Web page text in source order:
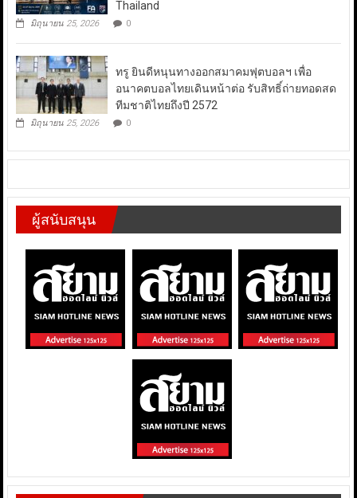
Thailand
มิถุนายน 25, 2026 0
ทรู ยินดีหนุนทางออกสมาคมฟุตบอลฯ เพื่อ
อนาคตบอลไทยเดินหน้าต่อ รับสิทธิ์ถ่ายทอดสด
ทีมชาติไทยถึงปี 2572
มิถุนายน 25, 2026 0
ผู้สนับสนุน